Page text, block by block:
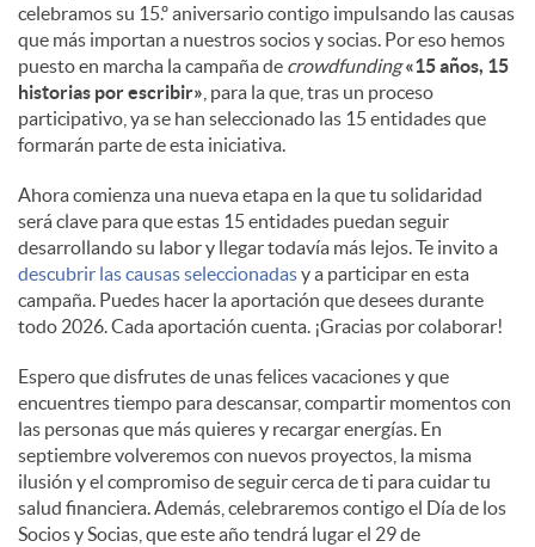
celebramos su 15.º aniversario contigo impulsando las causas
que más importan a nuestros socios y socias. Por eso hemos
puesto en marcha la campaña de crowdfunding «15 años, 15
historias por escribir» , para la que, tras un proceso
participativo, ya se han seleccionado las 15 entidades que
formarán parte de esta iniciativa.
Ahora comienza una nueva etapa en la que tu solidaridad
será clave para que estas 15 entidades puedan seguir
desarrollando su labor y llegar todavía más lejos. Te invito a
descubrir las causas seleccionadasy a participar en esta
campaña. Puedes hacer la aportación que desees durante
todo 2026. Cada aportación cuenta. ¡Gracias por colaborar!
Espero que disfrutes de unas felices vacaciones y que
encuentres tiempo para descansar, compartir momentos con
las personas que más quieres y recargar energías. En
septiembre volveremos con nuevos proyectos, la misma
ilusión y el compromiso de seguir cerca de ti para cuidar tu
salud financiera. Además, celebraremos contigo el Día de los
Socios y Socias, que este año tendrá lugar el 29 de